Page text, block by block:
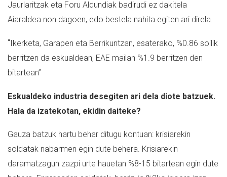
Jaurlaritzak eta Foru Aldundiak badirudi ez dakitela
Aiaraldea non dagoen, edo bestela nahita egiten ari direla.
“Ikerketa, Garapen eta Berrikuntzan, esaterako, %0.86 soilik
berritzen da eskualdean, EAE mailan %1.9 berritzen den
bitartean”
Eskualdeko industria desegiten ari dela diote batzuek.
Hala da izatekotan, ekidin daiteke?
Gauza batzuk hartu behar ditugu kontuan: krisiarekin
soldatak nabarmen egin dute behera. Krisiarekin
daramatzagun zazpi urte hauetan %8-15 bitartean egin dute